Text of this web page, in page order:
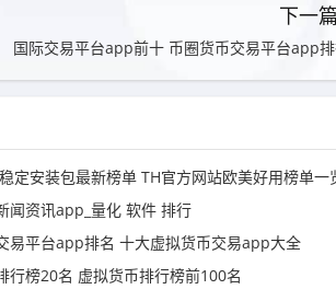
下一
国际交易平台app前十 币圈货币交易平台app
定安装包最新榜单 TH官方网站欧美好用榜单一
闻资讯app_量化 软件 排行
易平台app排名 十大虚拟货币交易app大全
行榜20名 虚拟货币排行榜前100名